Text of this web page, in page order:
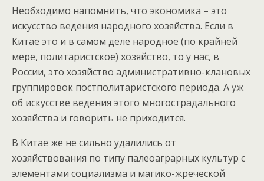
Необходимо напомнить, что экономика – это
искусство ведения народного хозяйства. Если в
Китае это и в самом деле народное (по крайней
мере, политаристское) хозяйство, то у нас, в
России, это хозяйство административно-клановых
группировок постполитаристского периода. А уж
об искусстве ведения этого многострадального
хозяйства и говорить не приходится.
В Китае же не сильно удалились от
хозяйствования по типу палеоаграрных культур с
элементами социализма и магико-жреческой